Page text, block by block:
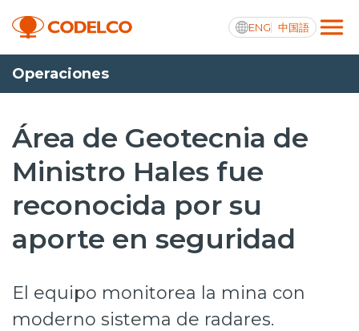
ENG 中国語
Transparencia activa
Nosotros
Operaciones
Proyectos
Innovación
Operaciones
Área de Geotecnia de
Ministro Hales fue
reconocida por su
aporte en seguridad
El equipo monitorea la mina con
moderno sistema de radares.